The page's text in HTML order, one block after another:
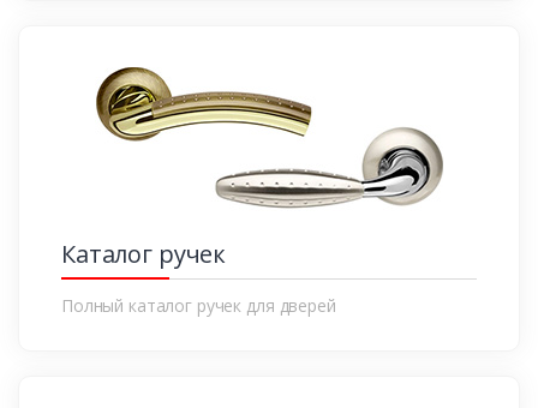
Каталог ручек
Полный каталог ручек для дверей